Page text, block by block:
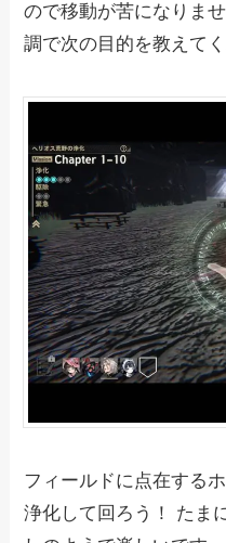
ので移動が苦になりま
調で次の目的を教えて
フィールドに点在する
浄化して回ろう！ たま